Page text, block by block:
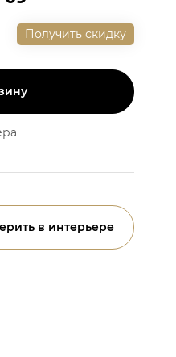
Получить скидку
в интерьере